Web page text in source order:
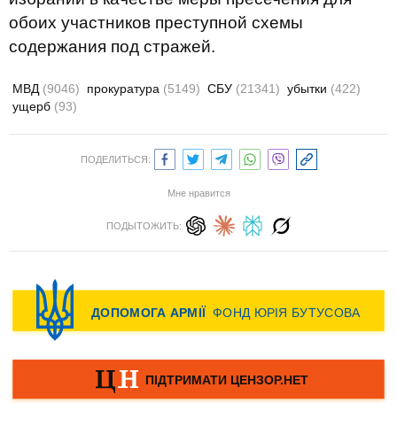
обоих участников преступной схемы
содержания под стражей.
МВД (9046) прокуратура (5149) СБУ (21341) убытки (422)
ущерб (93)
ПОДЕЛИТЬСЯ:
Мне нравится
ПОДЫТОЖИТЬ: